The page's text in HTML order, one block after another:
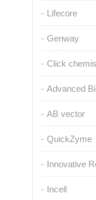
Lifecore
Genway
Click
Advanced
AB vector
QuickZyme
Innovative
Incell